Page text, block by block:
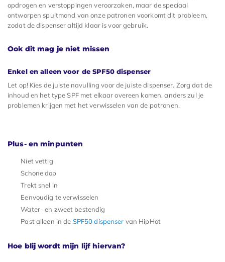
opdrogen en verstoppingen veroorzaken, maar de speciaal
ontworpen spuitmond van onze patronen voorkomt dit probleem,
zodat de dispenser altijd klaar is voor gebruik.
Ook dit mag je niet missen
Enkel en alleen voor de SPF50 dispenser
Let op! Kies de juiste navulling voor de juiste dispenser. Zorg dat de
inhoud en het type SPF met elkaar overeen komen, anders zul je
problemen krijgen met het verwisselen van de patronen.
Plus- en minpunten
Niet vettig
Schone dop
Trekt snel in
Eenvoudig te verwisselen
Water- en zweet bestendig
Past alleen in de SPF50 dispenser van HipHot
Hoe blij wordt mijn lijf hiervan?